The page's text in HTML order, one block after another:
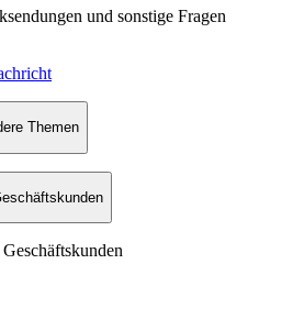
und sonstige Fragen
Themen